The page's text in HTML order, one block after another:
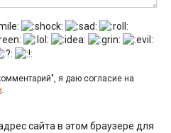
я даю согласие на
.
сайта в этом браузере для